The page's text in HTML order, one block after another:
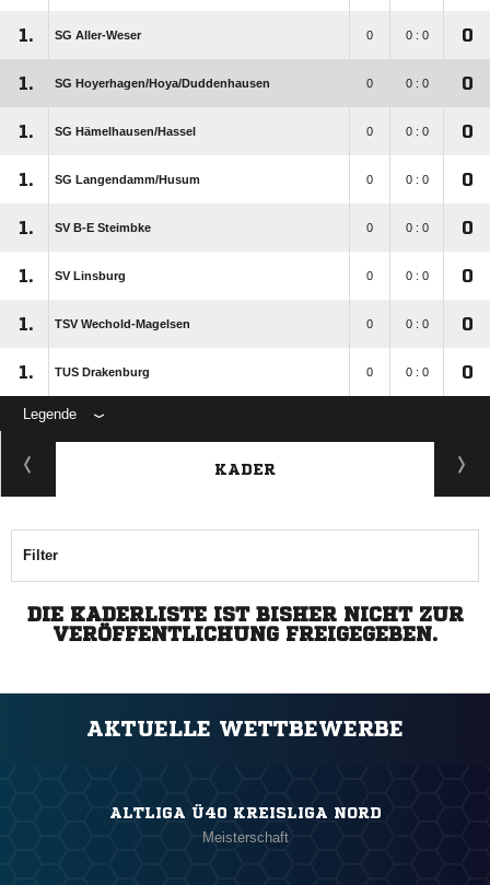
1. SG Aller-Weser 0 0 : 0 0
1. SG Hoyerhagen/​Hoya/​Duddenhausen 0 0 : 0 0
1. SG Hämelhausen/​Hassel 0 0 : 0 0
1. SG Langendamm/​Husum 0 0 : 0 0
1. SV B-E Steimbke 0 0 : 0 0
1. SV Linsburg 0 0 : 0 0
1. TSV Wechold-Magelsen 0 0 : 0 0
1. TUS Drakenburg 0 0 : 0 0
Legende
KADER
Filter
DIE KADERLISTE IST BISHER NICHT ZUR
VERÖFFENTLICHUNG FREIGEGEBEN.
AKTUELLE WETTBEWERBE
ALTLIGA Ü40 KREISLIGA NORD
Meisterschaft